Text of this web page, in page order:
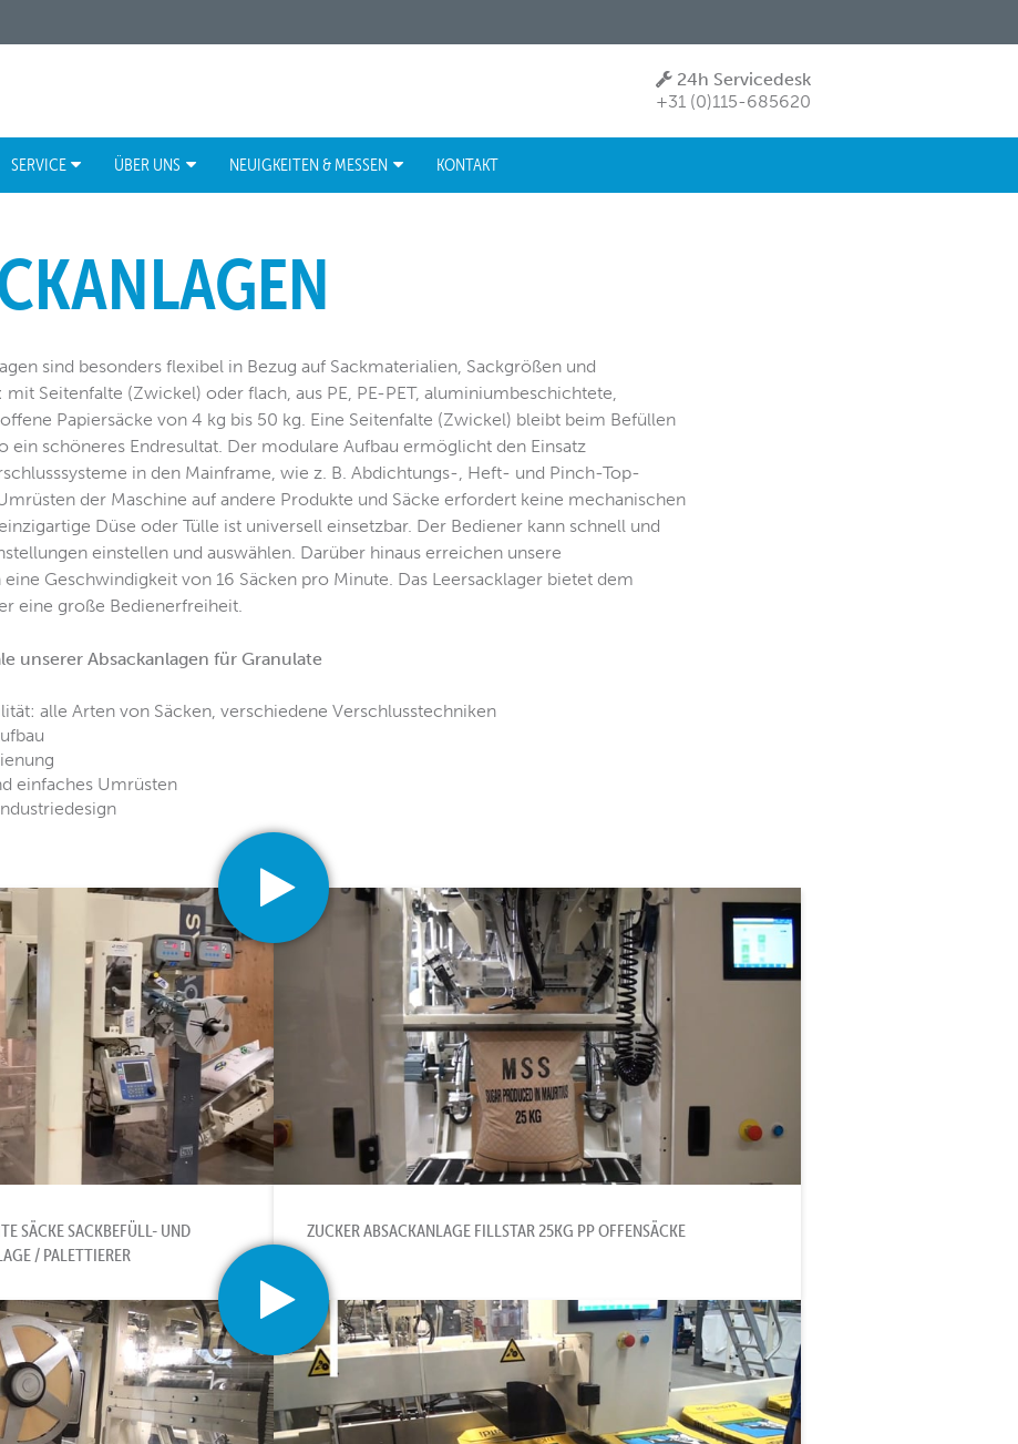
24h Servicedesk
+31 (0)115-685620
SERVICE ÜBER UNS NEUIGKEITEN & MESSEN KONTAKT
sind besonders flexibel in Bezug auf Sackmaterialien, Sackgrößen und
mit Seitenfalte (Zwickel) oder flach, aus PE, PE-PET, aluminiumbeschichtete,
Papiersäcke von 4 kg bis 50 kg. Eine Seitenfalte (Zwickel) bleibt beim Befüllen
ein schöneres Endresultat. Der modulare Aufbau ermöglicht den Einsatz
in den Mainframe, wie z. B. Abdichtungs-, Heft- und Pinch-Top-
der Maschine auf andere Produkte und Säcke erfordert keine mechanischen
Düse oder Tülle ist universell einsetzbar. Der Bediener kann schnell und
einstellen und auswählen. Darüber hinaus erreichen unsere
Geschwindigkeit von 16 Säcken pro Minute. Das Leersacklager bietet dem
eine große Bedienerfreiheit.
unserer Absackanlagen für Granulate
alle Arten von Säcken, verschiedene Verschlusstechniken
einfaches Umrüsten
SÄCKE SACKBEFÜLL- UND
/ PALETTIERER
ZUCKER ABSACKANLAGE FILLSTAR 25KG PP OFFENSÄCKE